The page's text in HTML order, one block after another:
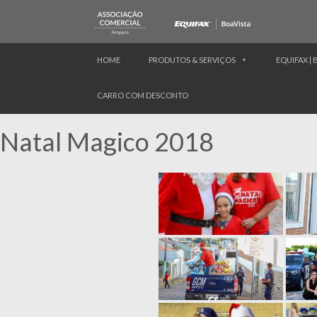
HOME PRODUTOS & SERVIÇOS EQUIFAX |
CARRO COM DESCONTO
Natal Magico 2018